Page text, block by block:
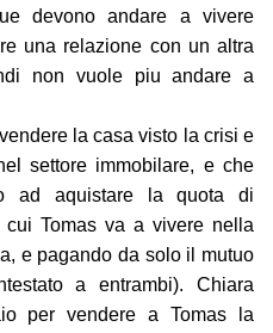
devono andare a vivere
una relazione con un altra
non vuole piu andare a
la casa visto la crisi e
settore immobilare, e che
ad aquistare la quota di
Tomas va a vivere nella
e pagando da solo il mutuo
a entrambi). Chiara
per vendere a Tomas la